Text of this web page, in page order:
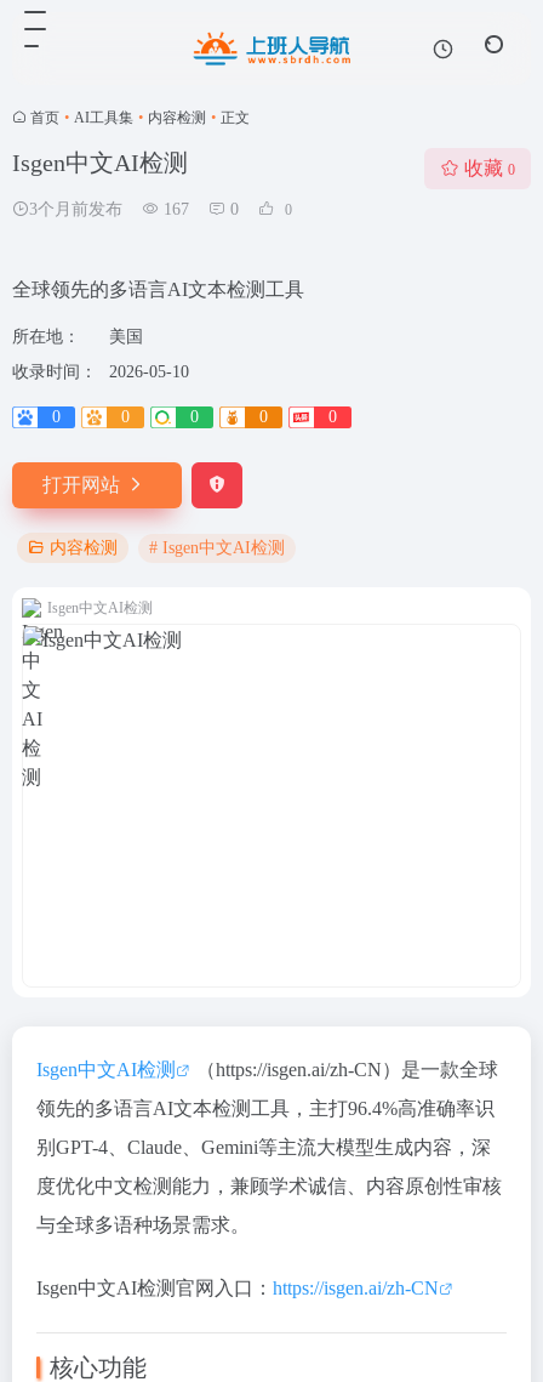
首页 • AI工具集 • 内容检测 • 正文
Isgen中文AI检测
3个月前发布 167 0 0
收藏 0
全球领先的多语言AI文本检测工具
所在地：
美国
收录时间：
2026-05-10
0 0 0 0 0
打开网站
内容检测 # Isgen中文AI检测
Isgen中文AI检测
Isgen中文AI检测 （https://isgen.ai/zh-CN）是一款全球
领先的多语言AI文本检测工具 ，主打96.4%高准确率识
别GPT-4、Claude、Gemini等主流大模型生成内容，深
度优化中文检测能力，兼顾学术诚信、内容原创性审核
与全球多语种场景需求。
Isgen中文AI检测官网入口： https://isgen.ai/zh-CN
核心功能